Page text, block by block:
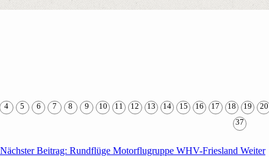
4 5 6 7 8 9 10 11 12 13 14 15 16 17 18 19 20
37
Nächster Beitrag: Rundflüge Motorflugruppe WHV-Friesland Weiter